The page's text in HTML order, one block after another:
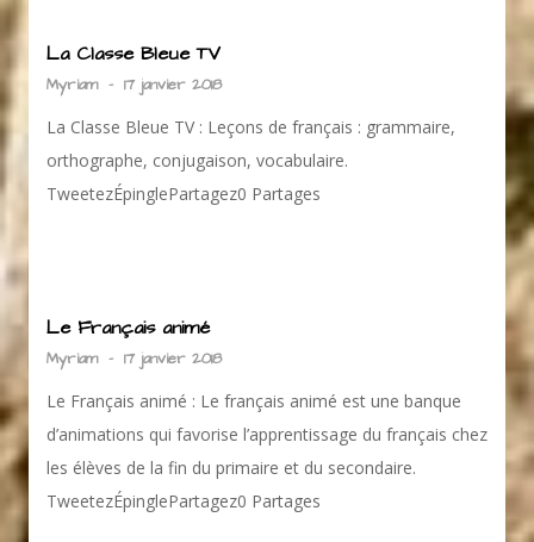
La Classe Bleue TV
Myriam - 17 janvier 2018
La Classe Bleue TV : Leçons de français : grammaire,
orthographe, conjugaison, vocabulaire.
TweetezÉpinglePartagez0 Partages
Le Français animé
Myriam - 17 janvier 2018
Le Français animé : Le français animé est une banque
d’animations qui favorise l’apprentissage du français chez
les élèves de la fin du primaire et du secondaire.
TweetezÉpinglePartagez0 Partages